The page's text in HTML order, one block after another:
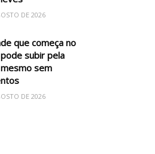
DE 2026
que começa no
subir pela
sem
DE 2026